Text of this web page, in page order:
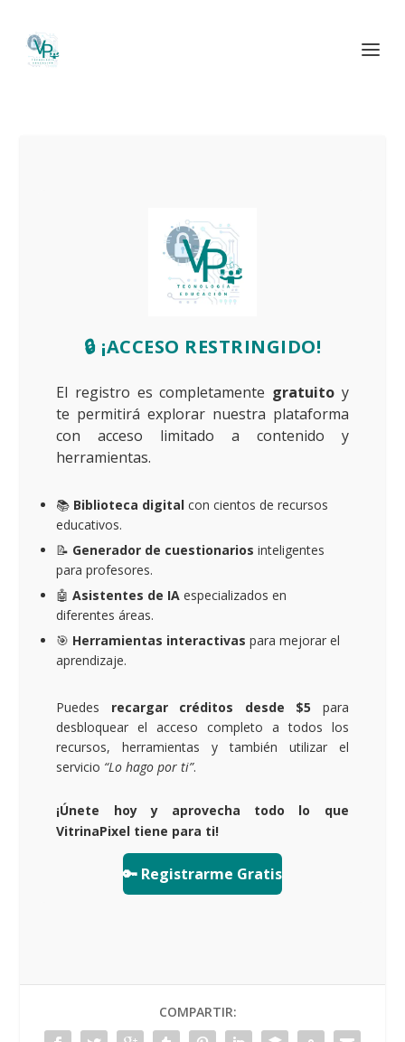
🔒 ¡ACCESO RESTRINGIDO!
El registro es completamente gratuitoy
te permitirá explorar nuestra plataforma
con acceso limitado a contenido y
herramientas.
📚 Biblioteca digital con cientos de recursos
educativos.
📝 Generador de cuestionarios inteligentes
para profesores.
🤖Asistentes de IA especializados en
diferentes áreas.
🎯 Herramientas interactivas para mejorar el
aprendizaje.
Puedes recargar créditos desde $5 para
desbloquear el acceso completo a todos los
recursos, herramientas y también utilizar el
servicio “Lo hago por ti”.
¡Únete hoy y aprovecha todo lo que
VitrinaPixel tiene para ti!
🔑 Registrarme Gratis
COMPARTIR: